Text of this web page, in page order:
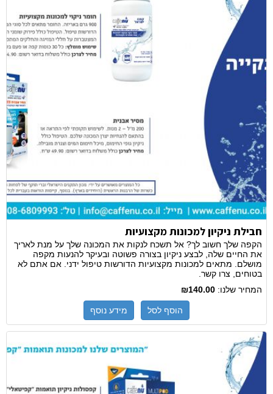
חבילת ניקיון למכונות מקצועיות
הקפה שלך חשוב לך? אל תשכח לנקות את המכונה שלך על מנת לאריך
את החיים שלה, לבצע ניקיון בצורה פשוטה ובעיקר להנעות מקפה
מושלם. מתאים למכונות מקצועיות הדורשות טיפול ידני. אם אתם לא
בטוחים, צרו קשר.
המחיר שלנו: ₪140.00
הוסף לסל מידע נוסף